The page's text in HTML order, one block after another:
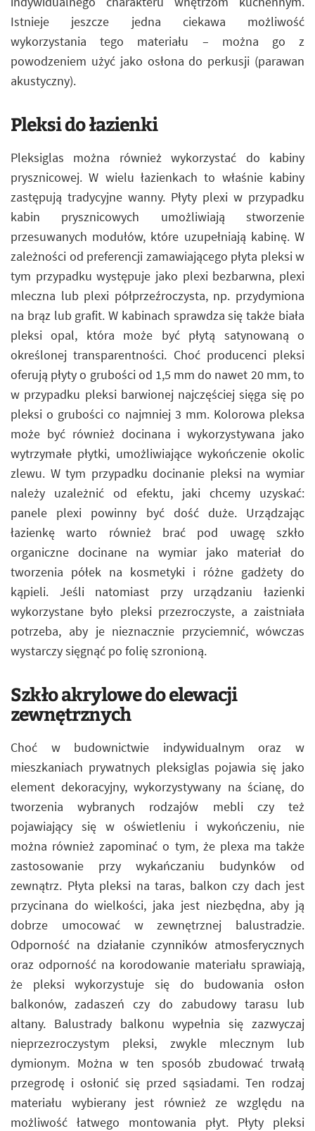
Istnieje jeszcze jedna ciekawa możliwość
wykorzystania tego materiału – można go z
powodzeniem użyć jako osłona do perkusji (parawan
akustyczny).
Pleksi do łazienki
Pleksiglas można również wykorzystać do kabiny
prysznicowej. W wielu łazienkach to właśnie kabiny
zastępują tradycyjne wanny. Płyty plexi w przypadku
kabin prysznicowych umożliwiają stworzenie
przesuwanych modułów, które uzupełniają kabinę. W
zależności od preferencji zamawiającego płyta pleksi w
tym przypadku występuje jako plexi bezbarwna, plexi
mleczna lub plexi półprzeźroczysta, np. przydymiona
na brąz lub grafit. W kabinach sprawdza się także biała
pleksi opal, która może być płytą satynowaną o
określonej transparentności. Choć producenci pleksi
oferują płyty o grubości od 1,5 mm do nawet 20 mm, to
w przypadku pleksi barwionej najczęściej sięga się po
pleksi o grubości co najmniej 3 mm. Kolorowa pleksa
może być również docinana i wykorzystywana jako
wytrzymałe płytki, umożliwiające wykończenie okolic
zlewu. W tym przypadku docinanie pleksi na wymiar
należy uzależnić od efektu, jaki chcemy uzyskać:
panele plexi powinny być dość duże. Urządzając
łazienkę warto również brać pod uwagę szkło
organiczne docinane na wymiar jako materiał do
tworzenia półek na kosmetyki i różne gadżety do
kąpieli. Jeśli natomiast przy urządzaniu łazienki
wykorzystane było pleksi przezroczyste, a zaistniała
potrzeba, aby je nieznacznie przyciemnić, wówczas
wystarczy sięgnąć po folię szronioną.
Szkło akrylowe do elewacji
zewnętrznych
Choć w budownictwie indywidualnym oraz w
mieszkaniach prywatnych pleksiglas pojawia się jako
element dekoracyjny, wykorzystywany na ścianę, do
tworzenia wybranych rodzajów mebli czy też
pojawiający się w oświetleniu i wykończeniu, nie
można również zapominać o tym, że plexa ma także
zastosowanie przy wykańczaniu budynków od
zewnątrz. Płyta pleksi na taras, balkon czy dach jest
przycinana do wielkości, jaka jest niezbędna, aby ją
dobrze umocować w zewnętrznej balustradzie.
Odporność na działanie czynników atmosferycznych
oraz odporność na korodowanie materiału sprawiają,
że pleksi wykorzystuje się do budowania osłon
balkonów, zadaszeń czy do zabudowy tarasu lub
altany. Balustrady balkonu wypełnia się zazwyczaj
nieprzezroczystym pleksi, zwykle mlecznym lub
dymionym. Można w ten sposób zbudować trwałą
przegrodę i osłonić się przed sąsiadami. Ten rodzaj
materiału wybierany jest również ze względu na
możliwość łatwego montowania płyt. Płyty pleksi